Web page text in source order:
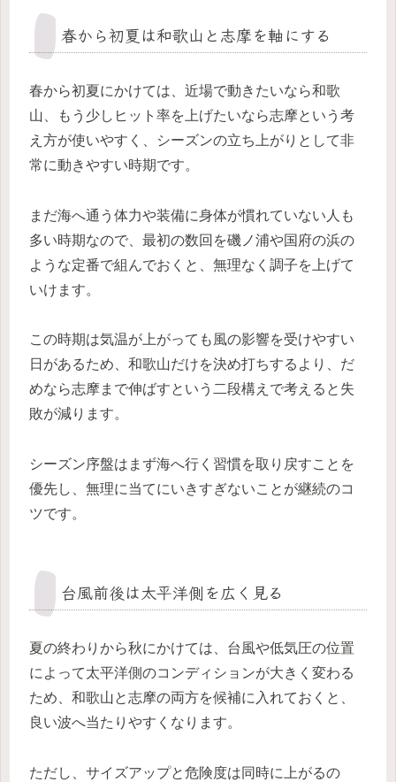
春から初夏は和歌山と志摩を軸にする
春から初夏にかけては、近場で動きたいなら和歌
山、もう少しヒット率を上げたいなら志摩という考
え方が使いやすく、シーズンの立ち上がりとして非
常に動きやすい時期です。
まだ海へ通う体力や装備に身体が慣れていない人も
多い時期なので、最初の数回を磯ノ浦や国府の浜の
ような定番で組んでおくと、無理なく調子を上げて
いけます。
この時期は気温が上がっても風の影響を受けやすい
日があるため、和歌山だけを決め打ちするより、だ
めなら志摩まで伸ばすという二段構えで考えると失
敗が減ります。
シーズン序盤はまず海へ行く習慣を取り戻すことを
優先し、無理に当てにいきすぎないことが継続のコ
ツです。
台風前後は太平洋側を広く見る
夏の終わりから秋にかけては、台風や低気圧の位置
によって太平洋側のコンディションが大きく変わる
ため、和歌山と志摩の両方を候補に入れておくと、
良い波へ当たりやすくなります。
ただし、サイズアップと危険度は同時に上がるの